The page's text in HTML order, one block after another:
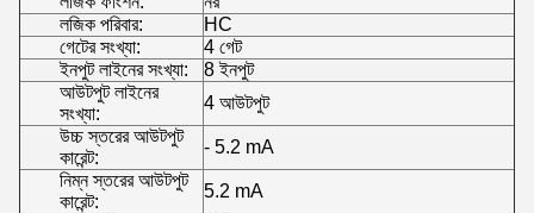
লজিক পরিবার:
HC
গেটের সংখ্যা:
4 গেট
ইনপুট লাইনের সংখ্যা:
8 ইনপুট
আউটপুট লাইনের
সংখ্যা:
4 আউটপুট
উচ্চ স্তরের আউটপুট
কারেন্ট:
- 5.2 mA
নিম্ন স্তরের আউটপুট
কারেন্ট:
5.2 mA